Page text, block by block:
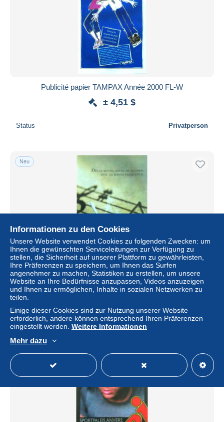
Publicité papier TAMPAX Année 2000 FL-W
± 4,51 $
Status Privatperson
Neu
Publicité papier RADIO RTBF MUSIQUE 3 Année 2000
FL-W
± 4,51 $
Status Privatperson
Informationen zu den Cookies
Unsere Website verwendet Cookies zu folgenden Zwecken: um
Ihnen die gewünschten Serviceleitungen zur Verfügung zu
stellen, die Sicherheit auf unserer Plattform zu gewährleisten,
Ihre Präferenzen zu speichern, um Ihnen das Surfen
angenehmer zu machen, Statistiken zu erstellen, um unsere
Website an Ihre Bedürfnisse anzupassen, Videos anzuzeigen
und Ihnen zu ermöglichen, Inhalte in sozialen Netzwerken zu
teilen.
Einige dieser Cookies sind zur Nutzung unserer Website
erforderlich, andere können entsprechend Ihren Präferenzen
eingestellt werden. Weitere Informationen
Mehr dazu